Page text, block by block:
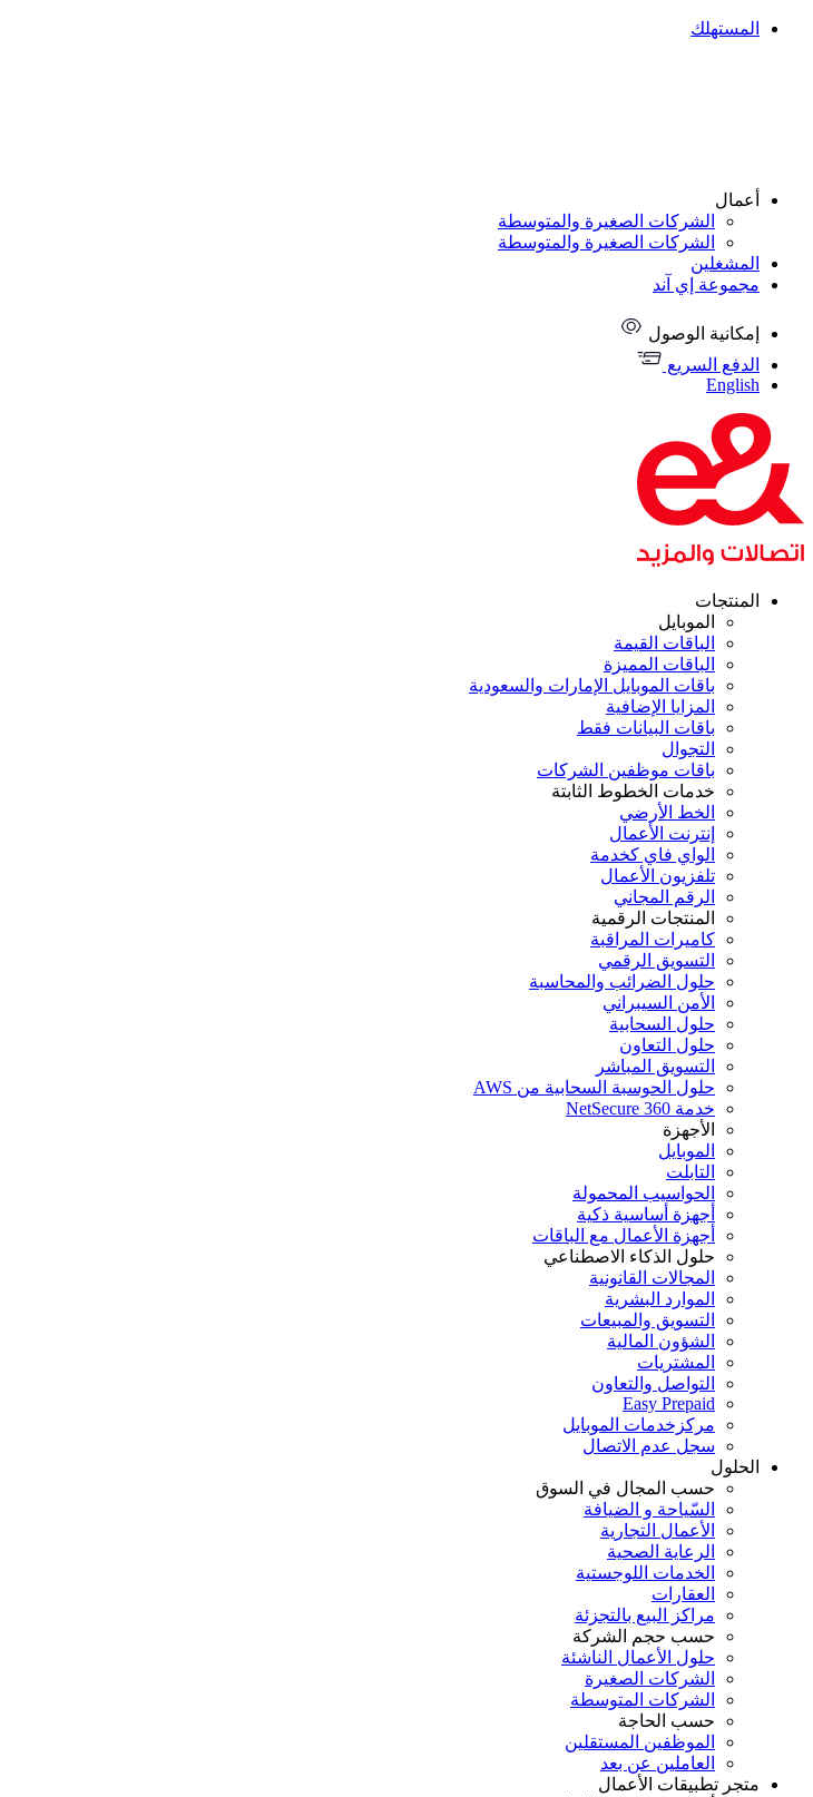
المستهلك
أعمال
الشركات الصغيرة والمتوسطة
الشركات الصغيرة والمتوسطة
المشغلين
مجموعة إي آند
إمكانية الوصول
الدفع السريع
English
المنتجات
الموبايل
الباقات القيمة
الباقات المميزة
باقات الموبايل الإمارات والسعودية
المزايا الإضافية
باقات البيانات فقط
التجوال
باقات موظفين الشركات
خدمات الخطوط الثابتة
الخط الأرضي
إنترنت الأعمال
الواي فاي كخدمة
تلفزيون الأعمال
الرقم المجاني
المنتجات الرقمية
كاميرات المراقبة
التسويق الرقمي
حلول الضرائب والمحاسبة
الأمن السيبراني
حلول السحابية
حلول التعاون
التسويق المباشر
حلول الحوسبة السحابية من AWS
خدمة NetSecure 360
الأجهزة
الموبايل
التابلت
الحواسيب المحمولة
أجهزة أساسية ذكية
أجهزة الأعمال مع الباقات
حلول الذكاء الاصطناعي
المجالات القانونية
الموارد البشرية
التسويق والمبيعات
الشؤون المالية
المشتريات
التواصل والتعاون
Easy Prepaid
مركزخدمات الموبايل
سجل عدم الاتصال
الحلول
حسب المجال في السوق
السّياحة و الضيافة
الأعمال التجارية
الرعاية الصحية
الخدمات اللوجستية
العقارات
مراكز البيع بالتجزئة
حسب حجم الشركة
حلول الأعمال الناشئة
الشركات الصغيرة
الشركات المتوسطة
حسب الحاجة
الموظفين المستقلين
العاملين عن بعد
متجر تطبيقات الأعمال